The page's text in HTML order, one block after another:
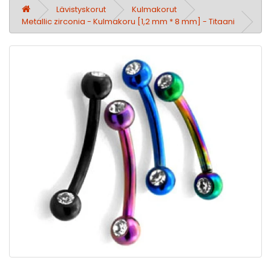
Lävistyskorut
Kulmakorut
Metallic zirconia - Kulmakoru [1,2 mm * 8 mm] - Titaani